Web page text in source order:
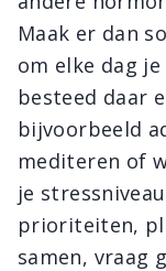
Maak er dan
om elke dag
besteed daar
bijvoorbeeld
mediteren of
je
prioriteiten,
samen, vraag